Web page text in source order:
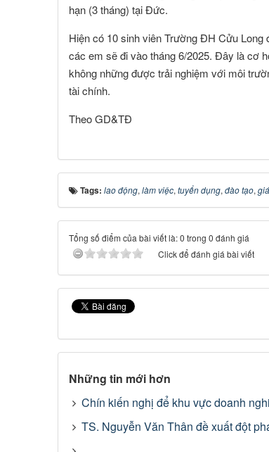
hạn (3 tháng) tại Đức.
Hiện có 10 sinh viên Trường ĐH Cửu
các em sẽ đi vào tháng 6/2025. Đây là cơ
không những được trải nghiệm với môi
tài chính.
Theo GD&TĐ
Tags: lao động, làm việc, tuyển dụng, đào tạo,
Tổng số điểm của bài viết là: 0 trong 0 đánh giá
Click để đánh giá bài viết
Những tin mới hơn
Chín kiến nghị để khu vực doanh
TS. Nguyễn Văn Thân đề xuất đột